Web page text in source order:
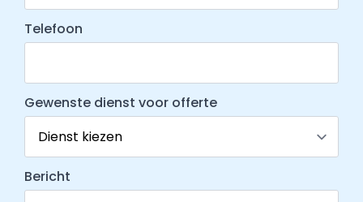
Telefoon
Gewenste dienst voor offerte
Bericht